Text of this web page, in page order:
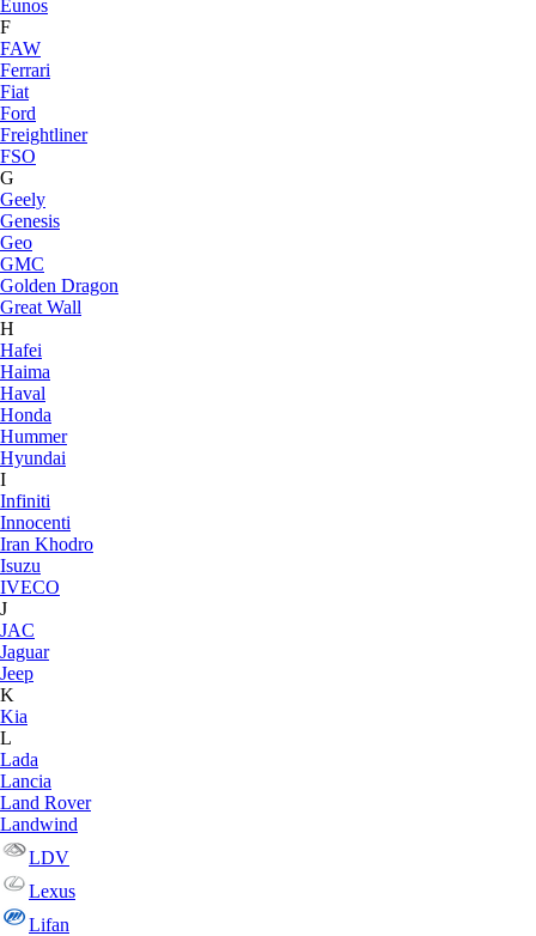
Eunos
F
FAW
Ferrari
Fiat
Ford
Freightliner
FSO
G
Geely
Genesis
Geo
GMC
Golden Dragon
Great Wall
H
Hafei
Haima
Haval
Honda
Hummer
Hyundai
I
Infiniti
Innocenti
Iran Khodro
Isuzu
IVECO
J
JAC
Jaguar
Jeep
K
Kia
L
Lada
Lancia
Land Rover
Landwind
LDV
Lexus
Lifan